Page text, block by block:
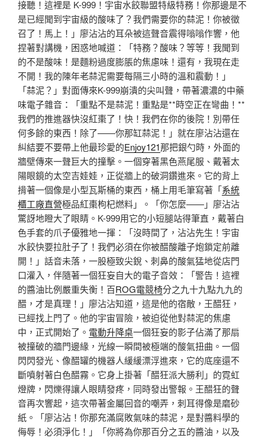
接聽！這裡是 K-999！宇宙水餃聯盟特級特務！你那邊是不
是已經聞到宇宙級的酸味了？我們需要你的蒜泥！你被徵
召了！馬上！」廖沾沾的耳朵被這聲音震得嗡嗡作響，他
捏著對講機，困惑地喊道：「特務？酸味？等等！我聞到
的不是酸味！是麵粉過度膨脹的焦慮味！還有，我現在走
不開！我的陳年老蒜泥需要每隔三小時的溫和震動！」
「蒜泥？」對面傳來K-999崩潰的尖叫聲，帶著濃濃的中藥
味電子雜音：「重點不是蒜泥！重點是**時空正在彎曲！**
我們的推進器快沒紅棗了！快！我們在你的後院！別帶任
何多餘的東西！除了——你那缸蒜泥！」就在廖沾沾還在
糾結要不要帶上他最珍愛的Enjoy121那把銀勺時，外面的
牆壁傳來一聲巨大的撞擊。一個穿著黑色燕尾服、戴著太
陽眼鏡的太空吉娃娃，正從牆上的破洞鑽進來。它的背上
揹著一個像是小型瓦斯桶的東西，桶上用毛筆寫著「系統
櫃工廠直營極品紅棗枸杞燃料」。「你怎麼——」廖沾沾
驚訝地瞪大了眼睛。K-999用它的小短腿站得筆直，戴著白
色手套的爪子優雅地一揮：「沒時間了，沾沾先生！宇宙
水餃快要拉肚子了！我們必須在你被醋酸離子炮鎖定前離
開！」話音未落，一股極致尖銳、刺鼻的酸氣猛地從店門
口灌入，伴隨著一個狂妄自大的電子音效：「警告！這裡
的醬油比例嚴重失衡！百ROG電競椅分之九十九點九九的
醋，才是真理！」廖沾沾知道，這是他的宿敵，王醋狂，
已經找上門了。他的宇宙冒險，被迫從他對蒜泥的焦慮
中，正式開始了。 電動升降桌一個狂妄的影子佔滿了那扇
被撞破的牆門邊緣，光線一瞬間被極端的酸氣扭曲。一個
閃閃發光、像醋罐的機器人緩緩漂浮進來，它的底座還不
斷噴射著白色醋霧。它身上掛著「醋狂派大勝利」的霓虹
燈牌，閃爍得讓人眼睛發疼，同時發出警報。王醋狂的聲
音再次響起，這次帶著金屬回音的嘲弄，刺耳得像是磨砂
紙。「廖沾沾！你那充滿腐敗氣味的蒜泥，是對醬料學的
侮辱！必須淨化！」「你將為你那百分之五的醬油，以及